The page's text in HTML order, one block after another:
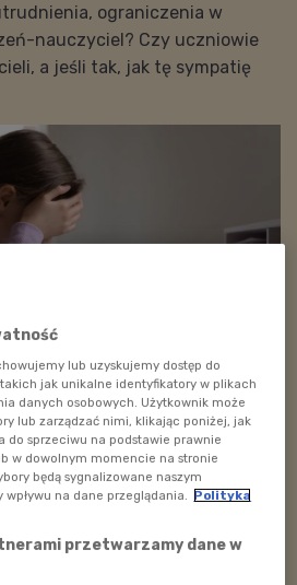
ograniczenia w
nauczyciel? Czy uczniowie
a jeśli tak, jak tę sympatię
matematyki?
Jurewicz -
"Myśląca klasa"i tutorką
metodyczką i specjalistką od
o tym, co powinno być
lub uzyskujemy dostęp do
jak unikalne identyfikatory w plikach
danych osobowych. Użytkownik może
lub zarządzać nimi, klikając poniżej, jak
do sprzeciwu na podstawie prawnie
w dowolnym momencie na stronie
będą sygnalizowane naszym
wpływu na dane przeglądania. Polityka
przetwarzamy dane w